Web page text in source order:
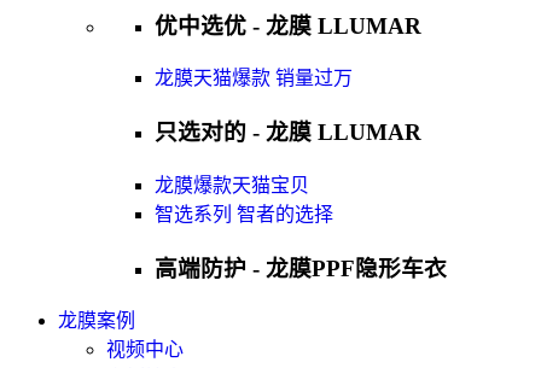
优中选优 - 龙膜 LLUMAR
龙膜天猫爆款 销量过万
只选对的 - 龙膜 LLUMAR
龙膜爆款天猫宝贝
智选系列 智者的选择
高端防护 - 龙膜PPF隐形车衣
龙膜案例
视频中心